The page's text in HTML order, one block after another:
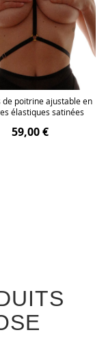
de poitrine ajustable en
élastiques satinées
59,00 €